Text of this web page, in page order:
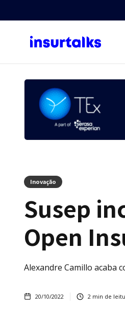
Inovação
Susep
Open
Alexandre Camillo acaba
20/10/2022 2 min de